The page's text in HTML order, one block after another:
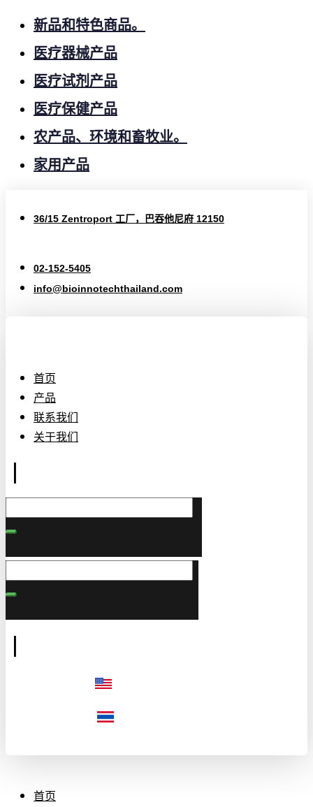
新品和特色商品。
医疗器械产品
医疗试剂产品
医疗保健产品
农产品、环境和畜牧业。
家用产品
36/15 Zentroport 工厂，巴吞他尼府 12150
02-152-5405
info@bioinnotechthailand.com
首页
产品
联系我们
关于我们
|
|
首页